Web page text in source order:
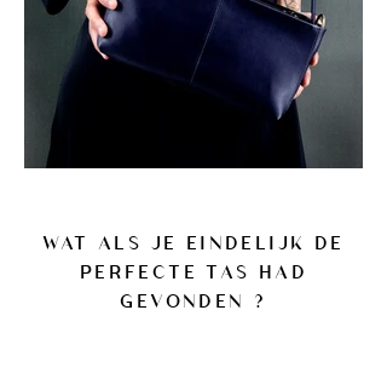
WAT ALS JE EINDELIJK DE
PERFECTE TAS HAD
GEVONDEN ?